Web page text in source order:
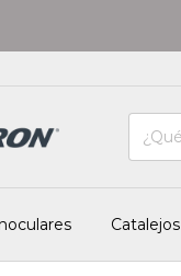
Catalejos